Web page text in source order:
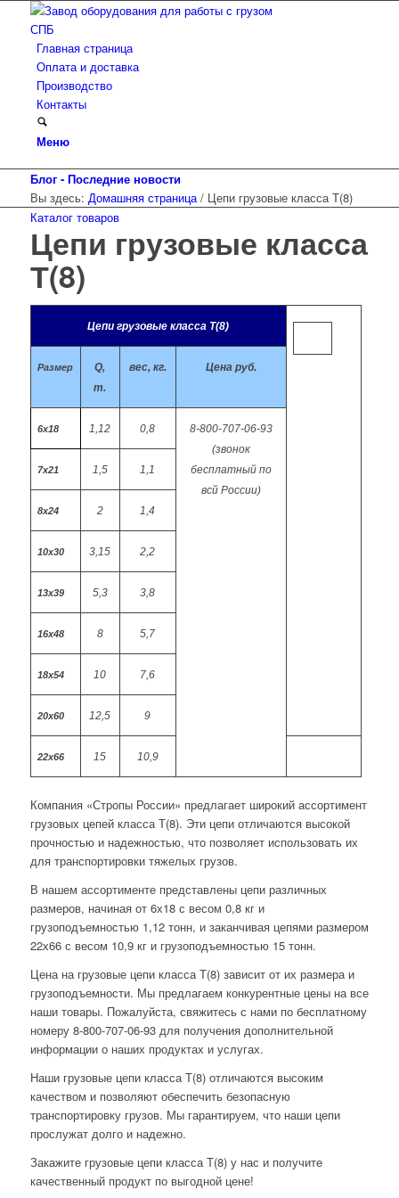
Главная страница
Оплата и доставка
Производство
Контакты
Меню
Блог - Последние новости
Вы здесь: Домашняя страница / Цепи грузовые класса Т(8)
Каталог товаров
Цепи грузовые класса
Т(8)
Цепи грузовые класса Т(8)
Размер
Q,
т.
вес, кг. Цена руб.
6х18 1,12 0,8
8-800-707-06-93
(звонок
бесплатный по
всй России)
7х21 1,5 1,1
8х24 2 1,4
10х30 3,15 2,2
13х39 5,3 3,8
16х48 8 5,7
18х54 10 7,6
20х60 12,5 9
22х66 15 10,9
Компания «Стропы России» предлагает широкий ассортимент
грузовых цепей класса Т(8). Эти цепи отличаются высокой
прочностью и надежностью, что позволяет использовать их
для транспортировки тяжелых грузов.
В нашем ассортименте представлены цепи различных
размеров, начиная от 6х18 с весом 0,8 кг и
грузоподъемностью 1,12 тонн, и заканчивая цепями размером
22х66 с весом 10,9 кг и грузоподъемностью 15 тонн.
Цена на грузовые цепи класса Т(8) зависит от их размера и
грузоподъемности. Мы предлагаем конкурентные цены на все
наши товары. Пожалуйста, свяжитесь с нами по бесплатному
номеру 8-800-707-06-93 для получения дополнительной
информации о наших продуктах и услугах.
Наши грузовые цепи класса Т(8) отличаются высоким
качеством и позволяют обеспечить безопасную
транспортировку грузов. Мы гарантируем, что наши цепи
прослужат долго и надежно.
Закажите грузовые цепи класса Т(8) у нас и получите
качественный продукт по выгодной цене!